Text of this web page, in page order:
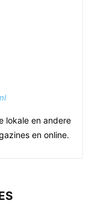
lokale en andere
en online.